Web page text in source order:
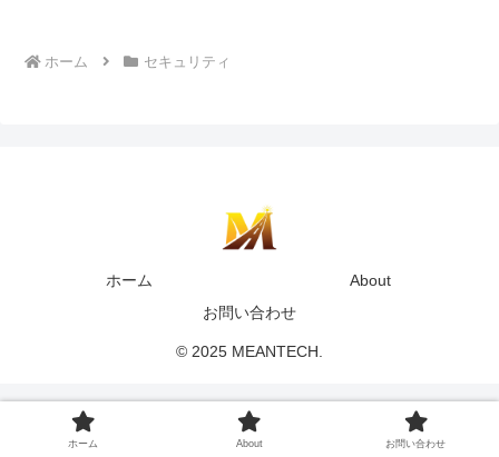
ホーム セキュリティ
ホーム
About
お問い合わせ
© 2025 MEANTECH.
ホーム About お問い合わせ